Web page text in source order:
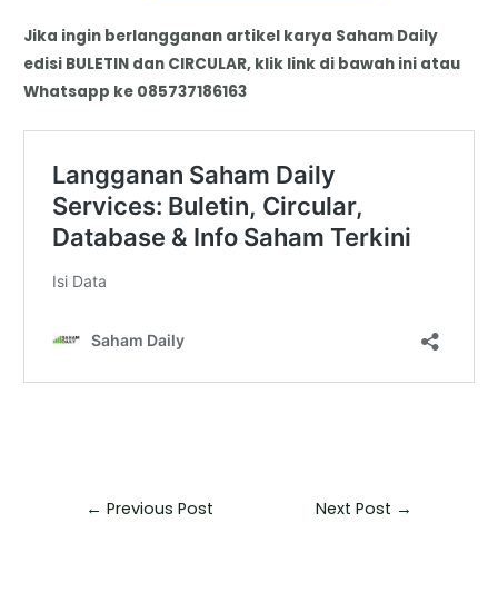
Jika ingin berlangganan artikel karya Saham Daily
edisi BULETIN dan CIRCULAR, klik link di bawah ini atau
Whatsapp ke 085737186163
← Previous Post Next Post →